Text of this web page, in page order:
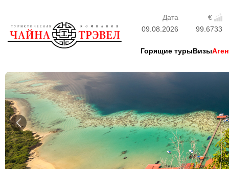
Дата
€
09.08.2026
99.6733
Горящие турыВизы